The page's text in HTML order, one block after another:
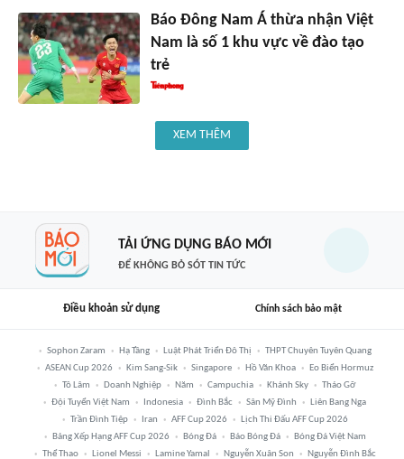
Báo Đông Nam Á thừa nhận Việt
Nam là số 1 khu vực về đào tạo
trẻ
XEM THÊM
TẢI ỨNG DỤNG BÁO MỚI
ĐỂ KHÔNG BỎ SÓT TIN TỨC
Điều khoản sử dụng Chính sách bảo mật
Sophon Zaram Hạ Tầng Luật Phát Triển Đô Thị
THPT Chuyên Tuyên Quang
ASEAN Cup 2026
Kim Sang-Sik Singapore Hồ Văn Khoa
Eo Biển Hormuz
Tô Lâm
Doanh Nghiệp Năm Campuchia Khánh Sky
Tháo Gỡ
Đội Tuyển Việt Nam
Indonesia Đình Bắc Sân Mỹ Đình
Liên Bang Nga
Trần Đình Tiệp
Iran AFF Cup 2026
Lịch Thi Đấu AFF Cup 2026
Bảng Xếp Hạng AFF Cup 2026
Bóng Đá Báo Bóng Đá
Bóng Đá Việt Nam
Thể Thao
Lionel Messi Lamine Yamal Nguyễn Xuân Son Nguyễn Đình Bắc